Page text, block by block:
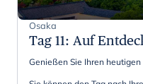
Osaka
Tag 11: Auf
Genießen Sie Ihren heutigen